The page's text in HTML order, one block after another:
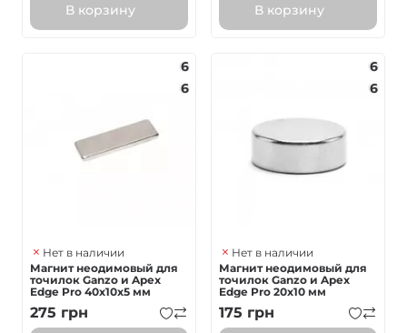
В корзину В корзину
6
6
Нет в наличии
Магнит неодимовый для
точилок Ganzo и Apex
Edge Pro 40x10x5 мм
275 грн
6
6
Нет в наличии
Магнит неодимовый для
точилок Ganzo и Apex
Edge Pro 20х10 мм
175 грн